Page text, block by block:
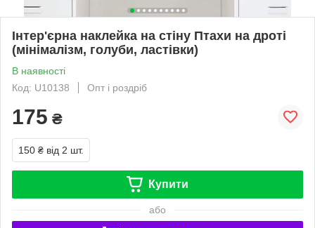
Інтер'єрна наклейка на стіну Птахи на дроті
(мінімалізм, голуби, ластівки)
В наявності
Код: U10138
Опт і роздріб
175 ₴
150 ₴ від 2 шт.
Купити
або